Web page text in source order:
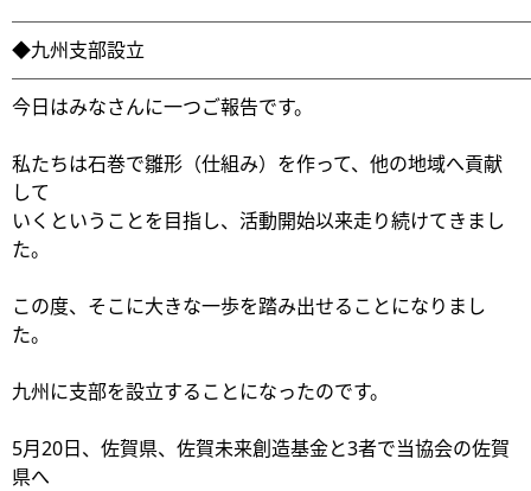
◆九州支部設立
今日はみなさんに一つご報告です。
私たちは石巻で雛形（仕組み）を作って、他の地域へ貢献
して
いくということを目指し、活動開始以来走り続けてきまし
た。
この度、そこに大きな一歩を踏み出せることになりまし
た。
九州に支部を設立することになったのです。
5月20日、佐賀県、佐賀未来創造基金と3者で当協会の佐賀
県へ